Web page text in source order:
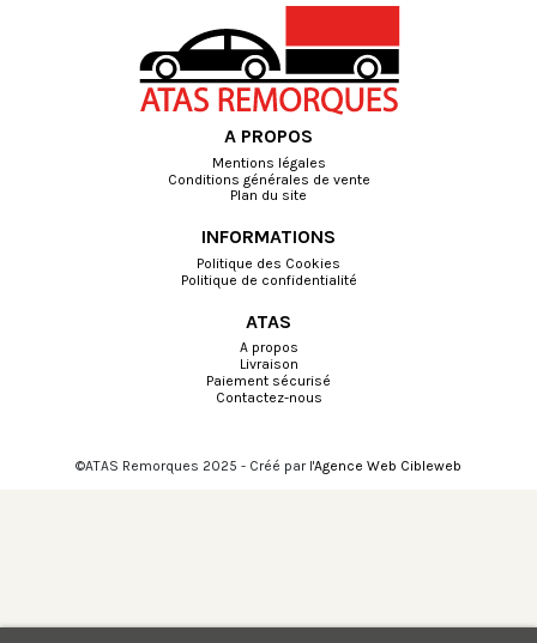
A PROPOS
Mentions légales
Conditions générales de vente
Plan du site
INFORMATIONS
Politique des Cookies
Politique de confidentialité
ATAS
A propos
Livraison
Paiement sécurisé
Contactez-nous
©ATAS Remorques 2025 - Créé par l'Agence Web Cibleweb